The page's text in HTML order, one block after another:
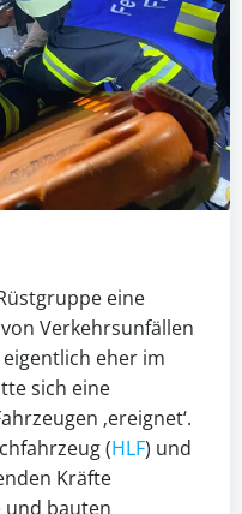
eine
Verkehrsunfällen
eher im
sich eine
‚ereignet‘.
(HLF) und
Kräfte
und bauten